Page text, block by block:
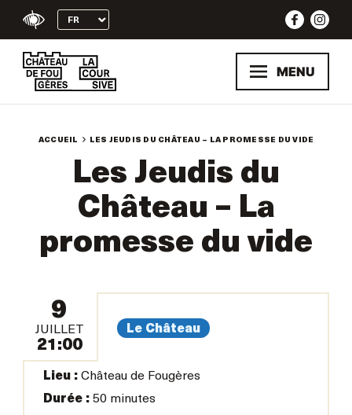
MENU
ACCUEIL LES JEUDIS DU CHÂTEAU – LA PROMESSE DU VIDE
Les Jeudis du
Château – La
promesse du vide
9
JUILLET
21:00
Le Château
Lieu :Château de Fougères
Durée :50 minutes